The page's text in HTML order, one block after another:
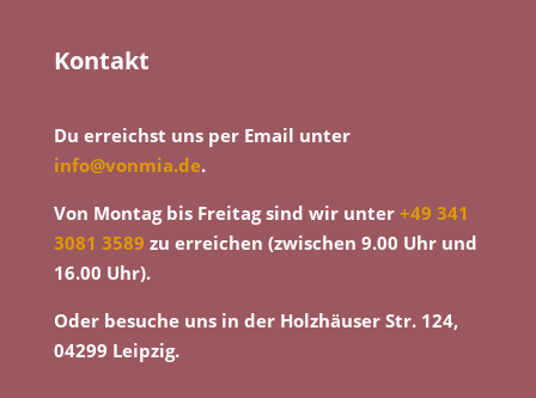
Kontakt
Du erreichst uns per Email unter
info@vonmia.de.
Von Montag bis Freitag sind wir unter +49 341
3081 3589 zu erreichen (zwischen 9.00 Uhr und
16.00 Uhr).
Oder besuche uns in der Holzhäuser Str. 124,
04299 Leipzig.